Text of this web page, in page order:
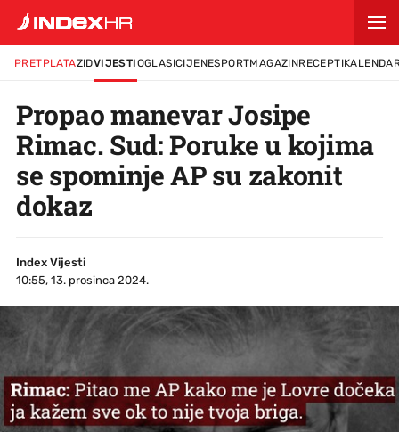
PRETPLATAZIDVIJESTIOGLASICIJENESPORTMAGAZINRECEPTI
Propao manevar Josipe
Rimac. Sud: Poruke u kojima
se spominje AP su zakonit
dokaz
Index Vijesti
10:55, 13. prosinca 2024.